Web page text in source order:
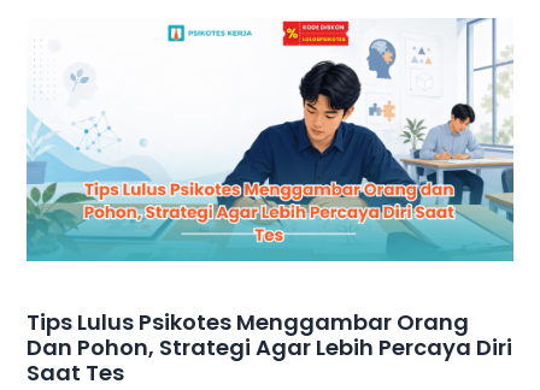
Tips Lulus Psikotes Menggambar Orang
Dan Pohon, Strategi Agar Lebih Percaya Diri
Saat Tes